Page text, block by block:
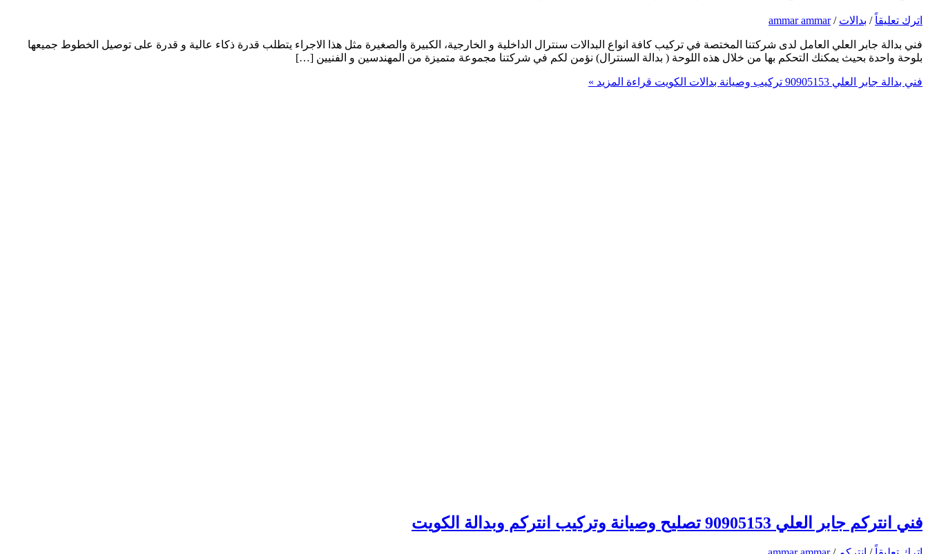
اترك تعليقاً / بدالات /
ammar ammar
فني بدالة جابر العلي العامل لدى شركتنا المختصة في تركيب كافة انواع البدالات سنترال الداخلية و الخارجية، الكبيرة والصغيرة مثل هذا الاجراء يتطلب قدرة ذكاء عالية و قدرة على توصيل الخطوط جميعها
بلوحة واحدة بحيث يمكنك التحكم بها من خلال هذه اللوحة ( بدالة السنترال) نؤمن لكم في شركتنا مجموعة متميزة من المهندسين و الفنيين […]
فني بدالة جابر العلي 90905153 تركيب وصيانة بدالات الكويت قراءة المزيد »
فني انتركم جابر العلي 90905153 تصليح وصيانة وتركيب انتركم وبدالة الكويت